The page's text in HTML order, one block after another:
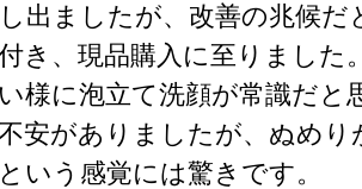
出ましたが、改善の兆候
き、現品購入に至りました
様に泡立て洗顔が常識だ
安がありましたが、ぬめ
いう感覚には驚きです。